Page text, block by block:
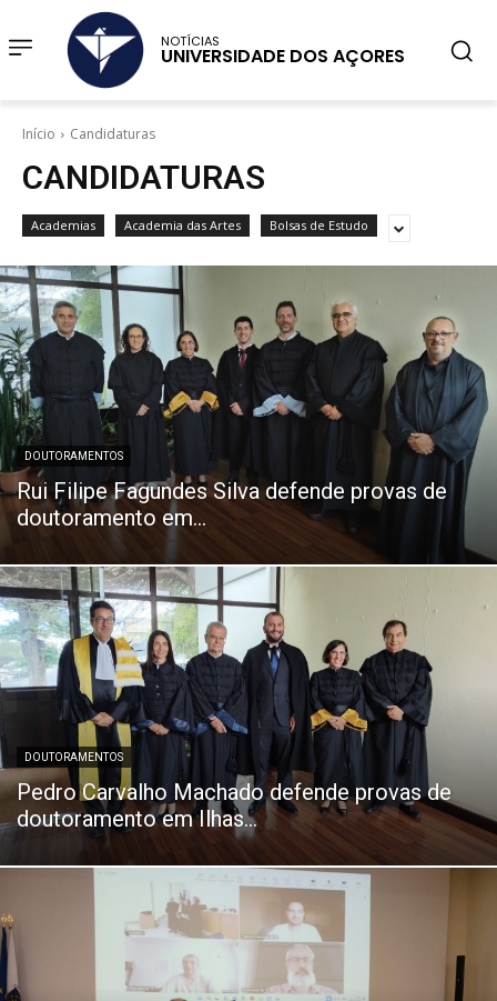
NOTÍCIAS
UNIVERSIDADE DOS AÇORES
Início Candidaturas
CANDIDATURAS
Academias Academia das Artes Bolsas de Estudo
DOUTORAMENTOS
Rui Filipe Fagundes Silva defende provas de
doutoramento em...
DOUTORAMENTOS
Pedro Carvalho Machado defende provas de
doutoramento em Ilhas...